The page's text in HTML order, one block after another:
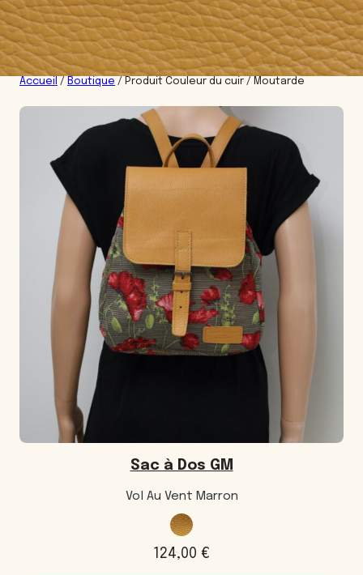
Accueil / Boutique / Produit Couleur du cuir / Moutarde
Sac à Dos GM
Vol Au Vent Marron
124,00 €